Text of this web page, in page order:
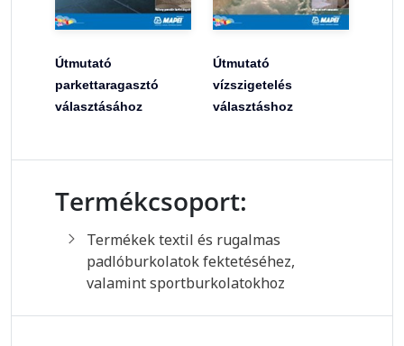
Útmutató
parkettaragasztó
választásához
Útmutató
vízszigetelés
választáshoz
Termékcsoport:
Termékek textil és rugalmas
padlóburkolatok fektetéséhez,
valamint sportburkolatokhoz